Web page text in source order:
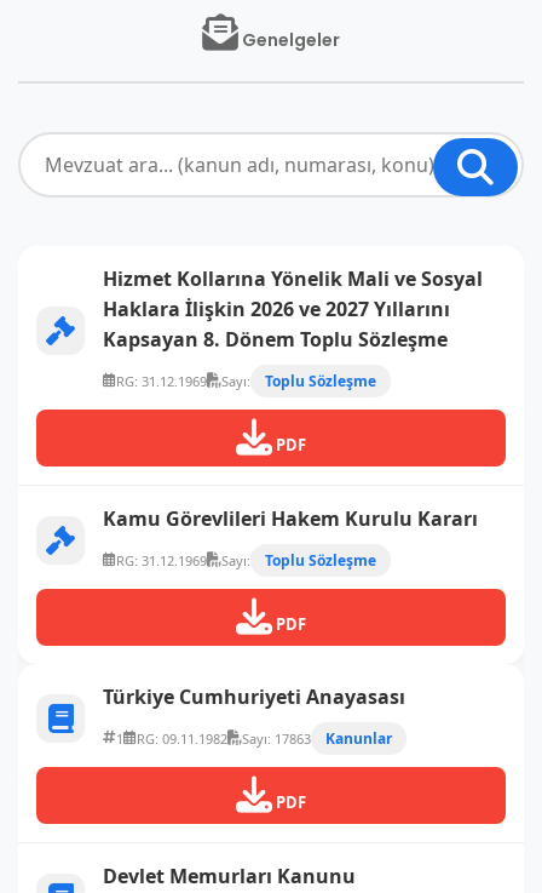
Genelgeler
Hizmet Kollarına Yönelik Mali ve Sosyal
Haklara İlişkin 2026 ve 2027 Yıllarını
Kapsayan 8. Dönem Toplu Sözleşme
RG: 31.12.1969 Sayı: Toplu Sözleşme
PDF
Kamu Görevlileri Hakem Kurulu Kararı
RG: 31.12.1969 Sayı: Toplu Sözleşme
PDF
Türkiye Cumhuriyeti Anayasası
1 RG: 09.11.1982 Sayı: 17863 Kanunlar
PDF
Devlet Memurları Kanunu